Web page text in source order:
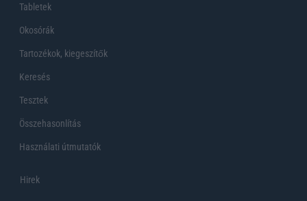
Tabletek
Okosórák
Tartozékok, kiegeszítők
Keresés
Tesztek
Összehasonlítás
Használati útmutatók
Hirek